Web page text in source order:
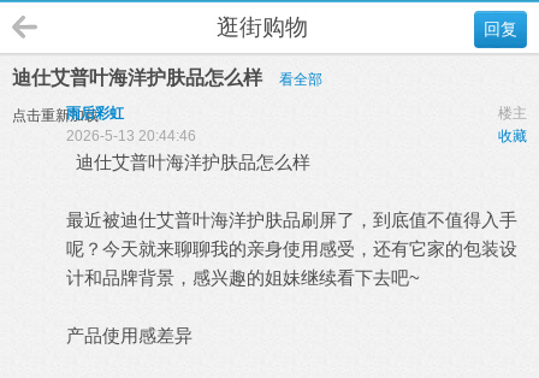
回复
逛街购物
迪仕艾普叶海洋护肤品怎么样 看全部
点击重新加载 楼主
雨后彩虹
收藏
2026-5-13 20:44:46
迪仕艾普叶海洋护肤品怎么样
最近被迪仕艾普叶海洋护肤品刷屏了，到底值不值得入手
呢？今天就来聊聊我的亲身使用感受，还有它家的包装设
计和品牌背景，感兴趣的姐妹继续看下去吧~
产品使用感差异